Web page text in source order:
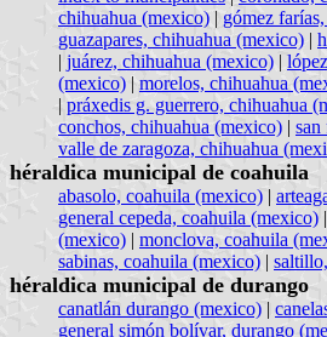
chihuahua (mexico) | gómez
guazapares, chihuahua (mexico) |
| juárez, chihuahua (mexico) |
(mexico) | morelos, chihuahua
| práxedis g. guerrero, chihuahua
conchos, chihuahua (mexico) | san
valle de zaragoza, chihuahua
héraldica municipal de coahuila
abasolo, coahuila (mexico) |
general cepeda, coahuila (mexico) |
(mexico) | monclova, coahuila
sabinas, coahuila (mexico) |
héraldica municipal de durango
canatlán durango (mexico) |
general simón bolívar, durango